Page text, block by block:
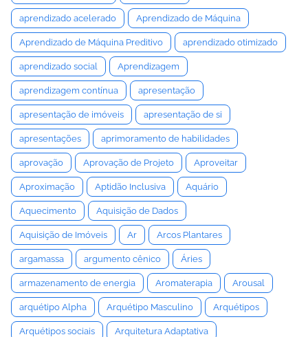
aprendizado acelerado Aprendizado de Máquina
Aprendizado de Máquina Preditivo aprendizado otimizado
aprendizado social Aprendizagem
aprendizagem contínua apresentação
apresentação de imóveis apresentação de si
apresentações aprimoramento de habilidades
aprovação Aprovação de Projeto Aproveitar
Aproximação Aptidão Inclusiva Aquário
Aquecimento Aquisição de Dados
Aquisição de Imóveis Ar Arcos Plantares
argamassa argumento cênico Áries
armazenamento de energia Aromaterapia Arousal
arquétipo Alpha Arquétipo Masculino Arquétipos
Arquétipos sociais Arquitetura Adaptativa